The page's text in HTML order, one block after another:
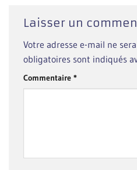
Laisser un
Votre adresse e-mail ne
obligatoires sont indiqués
Commentaire *